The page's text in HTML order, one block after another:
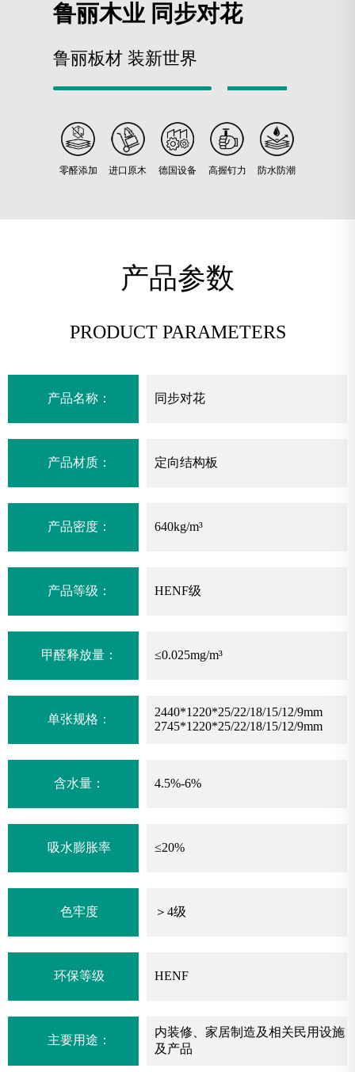
鲁丽木业 同步对花
鲁丽板材 装新世界
零醛添加 进口原木 德国设备 高握钉力 防水防潮
产品参数
PRODUCT PARAMETERS
产品名称： 同步对花
产品材质： 定向结构板
产品密度： 640kg/m³
产品等级： HENF级
甲醛释放量： ≤0.025mg/m³
单张规格：
2440*1220*25/22/18/15/12/9mm
2745*1220*25/22/18/15/12/9mm
含水量： 4.5%-6%
吸水膨胀率 ≤20%
色牢度 ＞4级
环保等级 HENF
主要用途：
内装修、家居制造及相关民用设施
及产品